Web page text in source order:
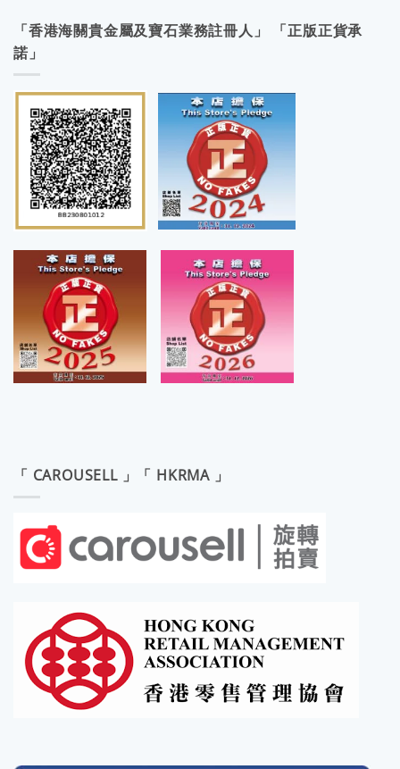
「香港海關貴金屬及寶石業務註冊人」 「正版正貨承
諾」
「 CAROUSELL 」「 HKRMA 」